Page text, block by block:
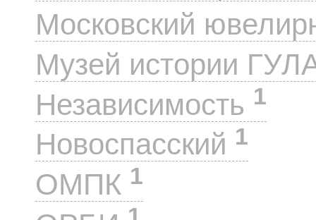
Московский
Музей истории
Независимость 1
Новоспасский 1
ОМПК 1